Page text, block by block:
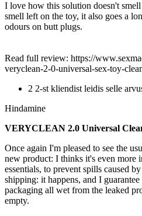
I love how this solution doesn't
smell left on the toy, it also goes a
odours on butt plugs.
Read full review: https://
veryclean-2-0-universal-sex-toy-
2 2-st kliendist leidis selle
Hindamine
VERYCLEAN 2.0 Universal
Once again I'm pleased to see the
new product: I thinks it's even more
essentials, to prevent spills caused
shipping: it happens, and I
packaging all wet from the leaked
empty.